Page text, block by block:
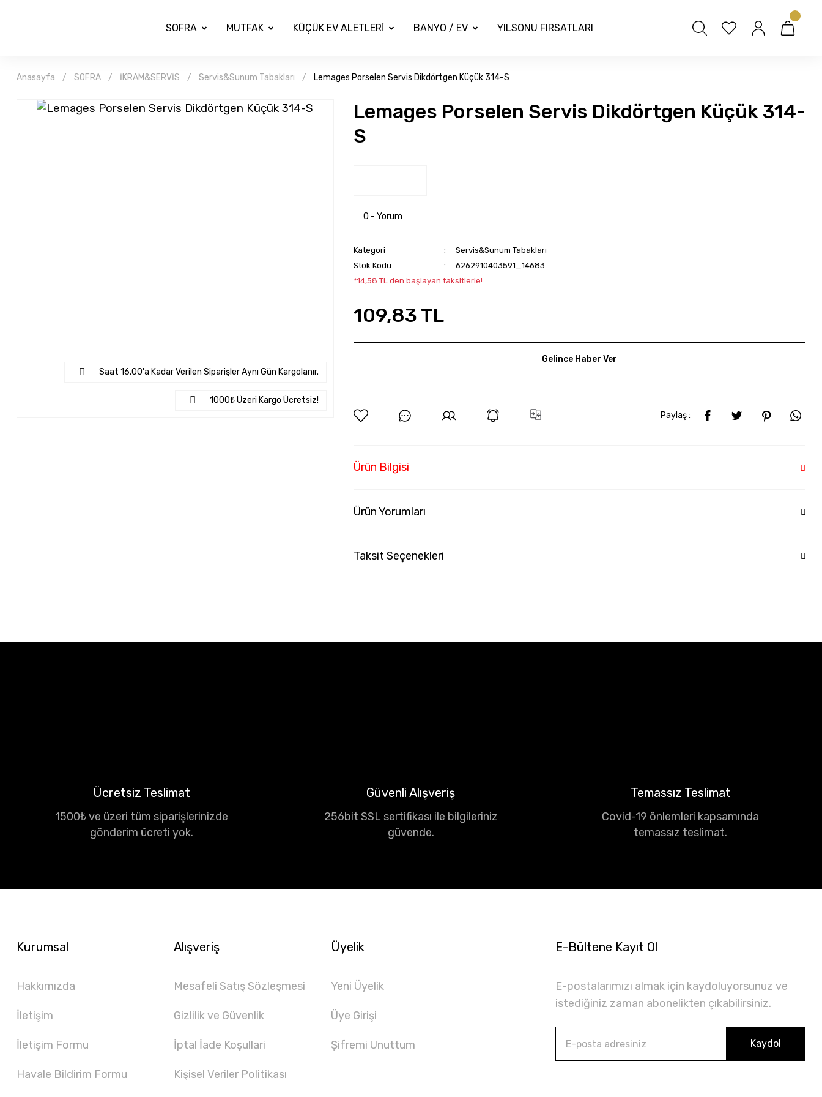
SOFRA MUTFAK KÜÇÜK EV ALETLERİ BANYO / EV YILSONU FIRSATLARI
Anasayfa SOFRA İKRAM&SERVİS Servis&Sunum Tabakları Lemages Porselen Servis Dikdörtgen Küçük 314-S
Saat 16.00'a Kadar Verilen Siparişler Aynı Gün Kargolanır.
1000₺ Üzeri Kargo Ücretsiz!
Lemages Porselen Servis Dikdörtgen Küçük 314-
S
0 - Yorum
Kategori
Servis&Sunum Tabakları
Stok Kodu
6262910403591_14683
*14,58 TL den başlayan taksitlerle!
109,83 TL
Gelince Haber Ver
Paylaş :
Ürün Bilgisi
Ürün Yorumları
Taksit Seçenekleri
Ücretsiz Teslimat
1500₺ ve üzeri tüm siparişlerinizde
gönderim ücreti yok.
Güvenli Alışveriş
256bit SSL sertifikası ile bilgileriniz
güvende.
Temassız Teslimat
Covid-19 önlemleri kapsamında
temassız teslimat.
Kurumsal
Hakkımızda
İletişim
İletişim Formu
Havale Bildirim Formu
Alışveriş
Mesafeli Satış Sözleşmesi
Gizlilik ve Güvenlik
İptal İade Koşullari
Kişisel Veriler Politikası
Üyelik
Yeni Üyelik
Üye Girişi
Şifremi Unuttum
E-Bültene Kayıt Ol
E-postalarımızı almak için kaydoluyorsunuz ve
istediğiniz zaman abonelikten çıkabilirsiniz.
Kaydol